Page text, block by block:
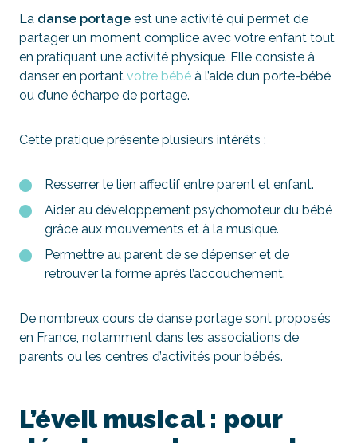
La danse portage est une activité qui permet de
partager un moment complice avec votre enfant tout
en pratiquant une activité physique. Elle consiste à
danser en portant votre bébé à l’aide d’un porte-bébé
ou d’une écharpe de portage.
Cette pratique présente plusieurs intérêts :
Resserrer le lien affectif entre parent et enfant.
Aider au développement psychomoteur du bébé
grâce aux mouvements et à la musique.
Permettre au parent de se dépenser et de
retrouver la forme après l’accouchement.
De nombreux cours de danse portage sont proposés
en France, notamment dans les associations de
parents ou les centres d’activités pour bébés.
L’éveil musical : pour